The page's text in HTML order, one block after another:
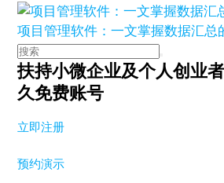
项目管理软件：一文掌握数据汇总
扶持小微企业及个人创业
久免费账号
立即注册
预约演示